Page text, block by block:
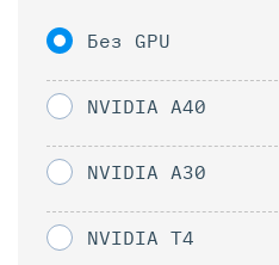
Без GPU
NVIDIA A40
NVIDIA A30
NVIDIA T4